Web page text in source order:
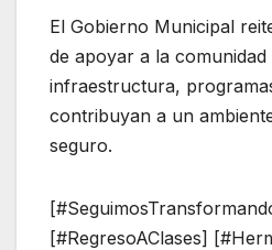
El Gobierno Municipal
de apoyar a la
infraestructura,
contribuyan a un
seguro.
[#RegresoAClases]